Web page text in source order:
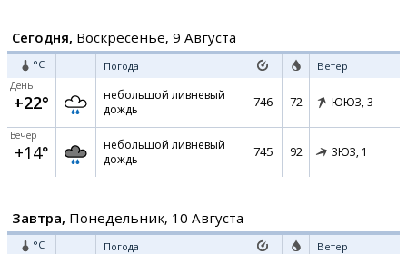
Сегодня, Воскресенье, 9 Августа
°C Погода Ветер
День
+22°
небольшой ливневый
дождь
746 72 ЮЮЗ, 3
Вечер
+14°
небольшой ливневый
дождь
745 92 ЗЮЗ, 1
Завтра, Понедельник, 10 Августа
°C Погода Ветер